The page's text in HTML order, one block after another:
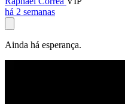
há 2 semanas
Ainda há esperança.